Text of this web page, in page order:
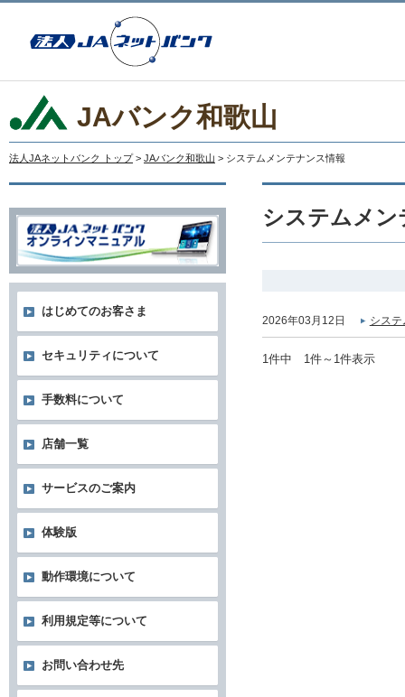
JAバンク和歌山
法人JAネットバンク トップ > JAバンク和歌山 > システムメンテナンス情報
システムメ
2026年03月12日 シス
1件中 1件～1件表示
はじめてのお客さま
セキュリティについて
手数料について
店舗一覧
サービスのご案内
体験版
動作環境について
利用規定等について
お問い合わせ先